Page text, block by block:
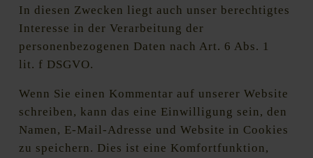
In diesen Zwecken liegt auch unser berechtigtes
Interesse in der Verarbeitung der
personenbezogenen Daten nach Art. 6 Abs. 1
lit. f DSGVO.
Wenn Sie einen Kommentar auf unserer Website
schreiben, kann das eine Einwilligung sein, den
Namen, E-Mail-Adresse und Website in Cookies
zu speichern. Dies ist eine Komfortfunktion,